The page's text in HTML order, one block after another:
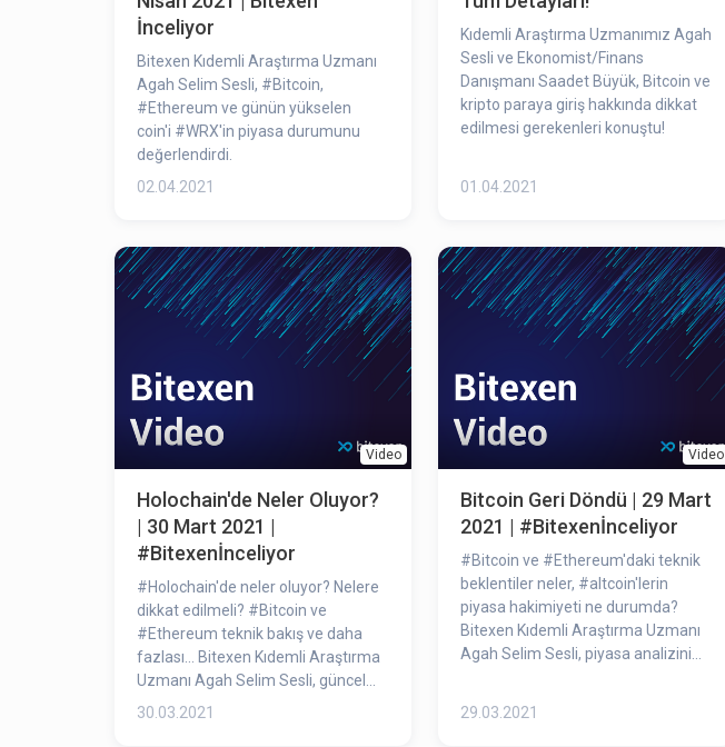
İnceliyor
Bitexen Kıdemli Araştırma Uzmanı
Agah Selim Sesli, #Bitcoin​,
#Ethereum​ ve günün yükselen
coin'i #WRX​'in piyasa durumunu
değerlendirdi.
02.04.2021
Kıdemli Araştırma Uzmanımız Agah
Sesli ve Ekonomist/Finans
Danışmanı Saadet Büyük, Bitcoin ve
kripto paraya giriş hakkında dikkat
edilmesi gerekenleri konuştu!
01.04.2021
Video
Holochain'de Neler Oluyor?
| 30 Mart 2021 |
#Bitexenİnceliyor
#Holochain​'de neler oluyor? Nelere
dikkat edilmeli? #Bitcoin​ ve
#Ethereum​ teknik bakış ve daha
fazlası... Bitexen Kıdemli Araştırma
Uzmanı Agah Selim Sesli, güncel
piyasa durumunu inceledi.
30.03.2021
Video
Bitcoin Geri Döndü | 29 Mart
2021 | #Bitexenİnceliyor
#Bitcoin​ ve #Ethereum​'daki teknik
beklentiler neler, #altcoin​'lerin
piyasa hakimiyeti ne durumda?
Bitexen Kıdemli Araştırma Uzmanı
Agah Selim Sesli, piyasa analizini
29.03.2021